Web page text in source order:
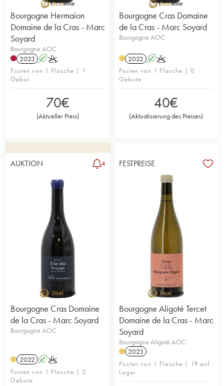
Bourgogne Hermaion
Domaine de la Cras - Marc
Soyard
Bourgogne AOC
2023 AK
Posten von 1 Flasche | 1
Gebot
70€
(Aktueller Preis)
Bourgogne Cras Domaine
de la Cras - Marc Soyard
Bourgogne AOC
2022 AK
Posten von 1 Flasche | 0
Gebote
40€
(Aktualisierung des Preises)
AUKTION 4
Bourgogne Cras Domaine
de la Cras - Marc Soyard
Bourgogne AOC
2022 AK
Posten von 1 Flasche | 0
Gebote
FESTPREISE
Bourgogne Aligoté Tercet
Domaine de la Cras - Marc
Soyard
Bourgogne Aligoté AOC
2023
Posten von 1 Flasche | 19 auf
Lager